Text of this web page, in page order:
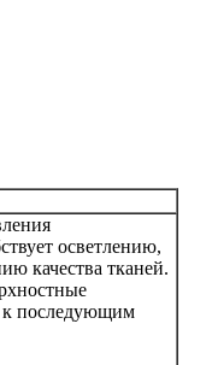
осветлению,
качества тканей.
к последующим